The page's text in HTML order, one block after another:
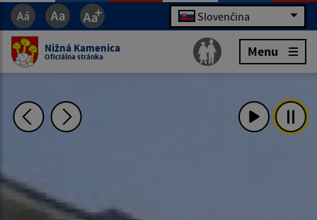
Slovenčina
Nižná Kamenica
Oficiálna stránka Menu